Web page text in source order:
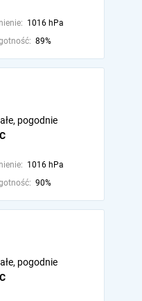
1016 hPa
89%
pogodnie
1016 hPa
90%
pogodnie